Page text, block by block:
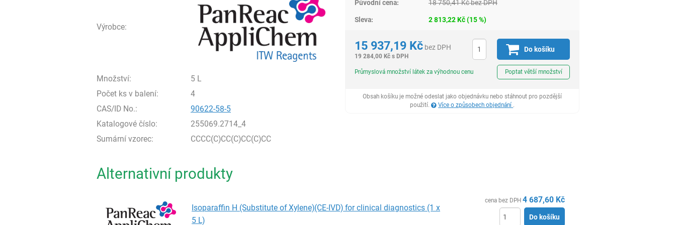
Výrobce:
Množství:
5 L
Počet ks v balení:
4
CAS/ID No.:
90622-58-5
Katalogové číslo:
255069.2714_4
Sumární vzorec:
CCCC(C)CC(C)CC(C)CC
Původní cena: 18 750,41Kčbez DPH
Sleva: 2 813,22Kč(15%)
15 937,19 Kč bez DPH
19 284,00 Kč s DPH
Do košíku
Průmyslová množství látek za výhodnou cenu Poptat větší množství
Obsah košíku je možné odeslat jako objednávku nebo stáhnout pro pozdější
použití.
Více o způsobech objednání
Alternativní produkty
Isoparaffin H (Substitute of Xylene)(CE-IVD) for clinical diagnostics (1 x
5 L)
cena bez DPH 4 687,60 Kč
Do košíku